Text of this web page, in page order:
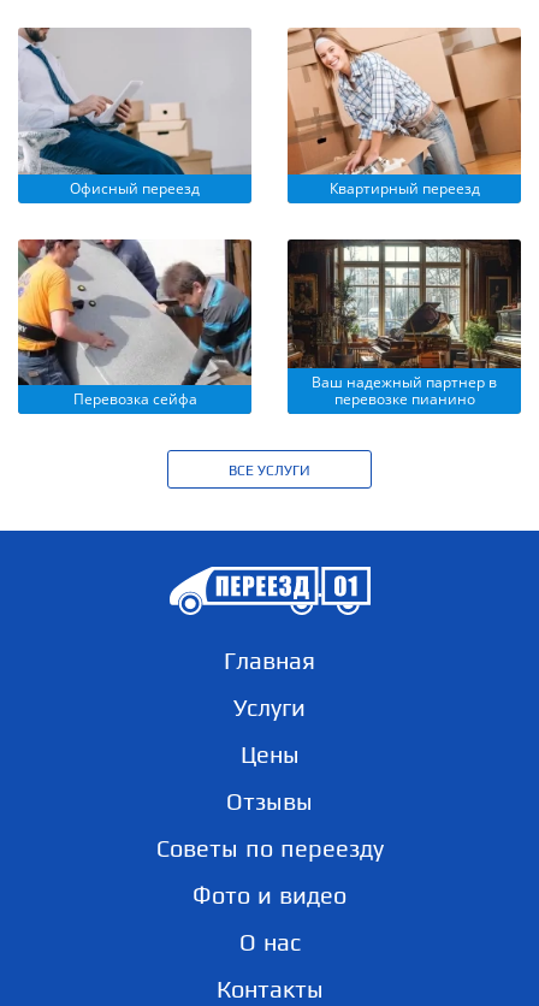
Офисный переезд Квартирный переезд
Перевозка сейфа
Ваш надежный партнер в
перевозке пианино
ВСЕ УСЛУГИ
Главная
Услуги
Цены
Отзывы
Советы по переезду
Фото и видео
О нас
Контакты